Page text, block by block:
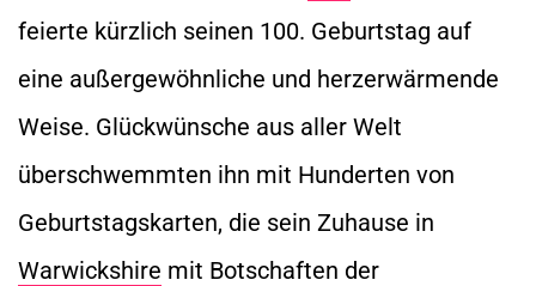
feierte kürzlich seinen 100. Geburtstag auf
eine außergewöhnliche und herzerwärmende
Weise. Glückwünsche aus aller Welt
überschwemmten ihn mit Hunderten von
Geburtstagskarten, die sein Zuhause in
Warwickshire mit Botschaften der